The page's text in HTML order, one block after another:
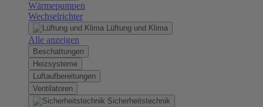
Wärmepumpen
Wechselrichter
Lüftung und Klima
Alle anzeigen
Beschattungen
Heizsysteme
Luftaufbereitungen
Ventilatoren
Sicherheitstechnik